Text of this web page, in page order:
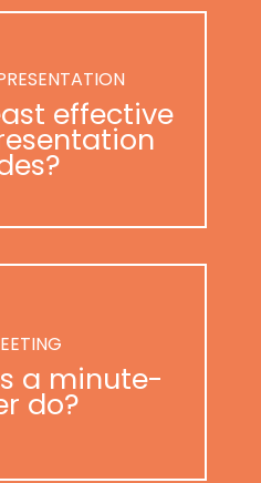
effective
a minute-
do?